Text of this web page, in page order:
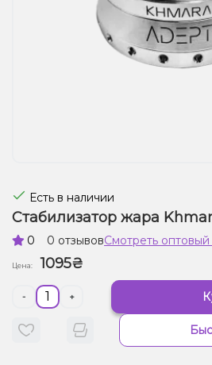
Жидкости для электронных
Подарочные наборы
Есть в наличии
Стабилизатор жара
0 0 отзывовСмотреть
Цена: 1095₴
- +